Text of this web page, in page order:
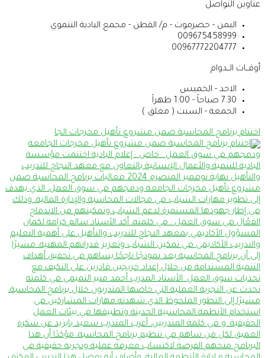
عناوين التواصل
اليمن - حضرموت - م/ القطن - مجمع البادية التنموي
009675458999
00967772204777
أوقــات الــدوام
الاحد - الخميس
7.30 صباحاً - 1:00 ظهراً
الجمعة - السبت ( مغلق )
اختتام برنامج المحاسبة ضمن مشروع تأهيل مخرجات الجا